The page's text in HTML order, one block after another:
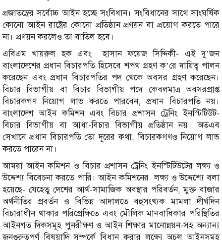
প্রজাতন্ত্রের সর্বোচ্চ আইন হচ্ছে সংবিধান। সংবিধানের সাথে সাংঘর্ষিক
কোনো আইন রাষ্ট্রের কোনো প্রতিষ্ঠান প্রণয়ন বা প্রয়োগ করতে পারে
না। প্রণয়ন করলেও তা বাতিল হবে।
এবিএম খায়রুল হক এবং হাসান ফয়েজ সিদ্দিকী- এই দু’জন
বাংলাদেশের প্রধান বিচারপতি হিসেবে শপথ গ্রহণ ক’রে দায়িত্ব পালন
করেছেন এবং প্রধান বিচারপতির পদ থেকে অবসর গ্রহণ করেছেন।
বিচার বিভাগীয় বা বিচার বিভাগীয় পদে কেবলমাত্র অবসরপ্রাপ্ত
বিচারকগণ নিয়োগ লাভ করতে পারবেন, প্রধান বিচারপতি নয়।
বাংলাদেশ আইন কমিশন এবং বিচার প্রশাসন ট্রেনিং ইনস্টিটিউট-
বিচার বিভাগীয় বা আধা-বিচার বিভাগীয় প্রতিষ্ঠান নয়। অতএব
সেখানে প্রধান বিচারপতি তো দূরের কথা, বিচারকগণও নিয়োগ লাভ
করতে পারেন না।
আমরা আইন কমিশন ও বিচার প্রশাসন ট্রেনিং ইনস্টিটিউটের লক্ষ্য ও
উদ্দেশ্য বিবেচনা করতে পারি। আইন কমিশনের লক্ষ্য ও উদ্দেশ্যে বলা
হয়েছে- যেহেতু দেশের আর্থ-সামাজিক অবস্থার পরিবর্তন, মুক্ত বাজার
অর্থনীতির প্রবর্তন ও বিভিন্ন আদালতে বহুসংখ্যক মামলা দীর্ঘদিন
বিচারাধীন থাকার পরিপ্রেক্ষিতে এবং মৌলিক মানবাধিকার পরিস্থিতির
আইনগত দিকসমূহ পুনরীক্ষণ ও আইন শিক্ষার মানোন্নয়ন-সহ অন্যান্য
জনগুরুত্বপূর্ণ বিষয়াদি সম্পর্কে বিধান করার লক্ষ্যে অচল আইনসমূহ